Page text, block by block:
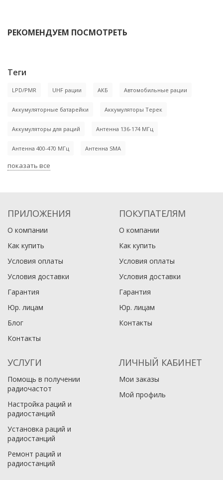
-17%
Рация Терек РК-201
7 000₽ 8 400₽
Рация Терек РК-322 2Д
РЕКОМЕНДУЕМ ПОСМОТРЕТЬ
Рация Терек РК-501 2Д
В корзину В корзину
Теги
LPD/PMR UHF рации АКБ Автомобильные рации
Аккумуляторные батарейки Аккумуляторы Терек
Аккумуляторы для раций Антенна 136-174 МГц
Антенна 400-470 МГц Антенна SMA
показать все
ПРИЛОЖЕНИЯ
О компании
Как купить
Условия оплаты
Условия доставки
Гарантия
Юр. лицам​
Блог
Контакты
ПОКУПАТЕЛЯМ
О компании
Как купить
Условия оплаты
Условия доставки
Гарантия
Юр. лицам​
Контакты
УСЛУГИ
Помощь в получении
радиочастот
Настройка раций и
радиостанций
Установка раций и
радиостанций
Ремонт раций и
радиостанций
ЛИЧНЫЙ КАБИНЕТ
Мои заказы
Мой профиль